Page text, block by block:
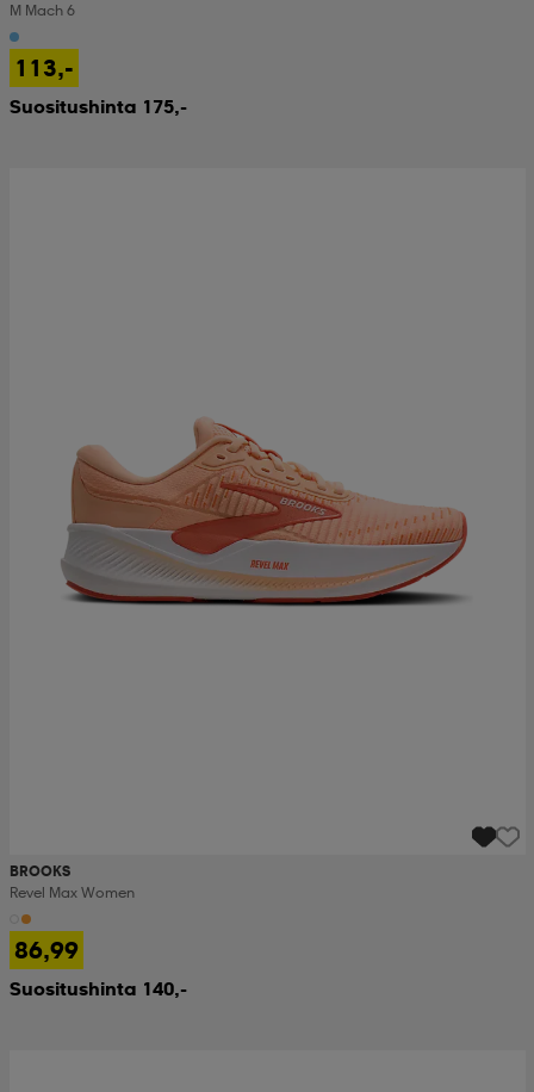
M Mach 6
113,-
Suositushinta 175,-
BROOKS
Revel Max Women
86,99
Suositushinta 140,-